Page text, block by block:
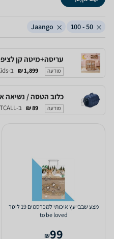
50 - 100
Jaango
עריסה+מיטה קן
מודעה 1,899 ₪ ב-Dream Kids
כלוב הטסה / נשיאה
מודעה 89 ₪ ב-PETCALL
מצע שבבי עץ איכותי למכרסמים 19 ליטר
to be loved
99
₪